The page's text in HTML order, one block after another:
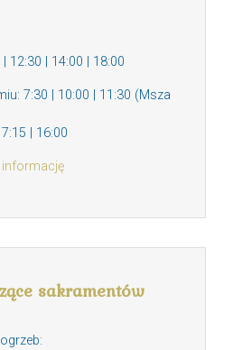
12:30 | 14:00 | 18:00
7:30 | 10:00 | 11:30 (Msza
| 16:00
informację
sakramentów